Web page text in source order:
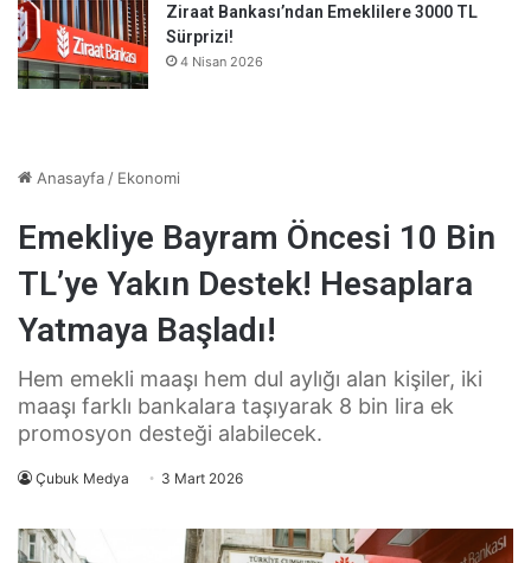
Ziraat Bankası’ndan Emeklilere 3000 TL
Sürprizi!
4 Nisan 2026